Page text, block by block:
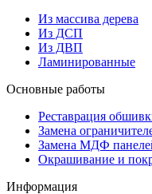
Из массива дерева
Из ДСП
Из ДВП
Ламинированные
Основные работы
Реставрация
Замена
Замена МДФ
Окрашивание и
Информация